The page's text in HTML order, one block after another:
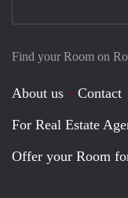
Find your Room on
About us Contact
For Real Estate
Offer your Room